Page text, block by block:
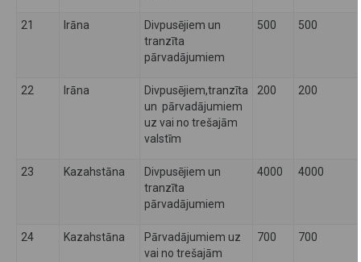
21 Irāna
Divpusējiem un
tranzīta
pārvadājumiem
500 500
22 Irāna
Divpusējiem,tranzīta
un pārvadājumiem
uz vai no trešajām
valstīm
200 200
23 Kazahstāna
Divpusējiem un
tranzīta
pārvadājumiem
4000 4000
24 Kazahstāna
Pārvadājumiem uz
vai no trešajām
700 700